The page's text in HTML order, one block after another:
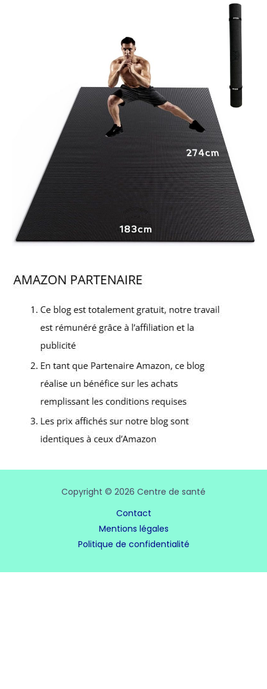
Copyright © 2026 Centre de santé
Contact
Mentions légales
Politique de confidentialité